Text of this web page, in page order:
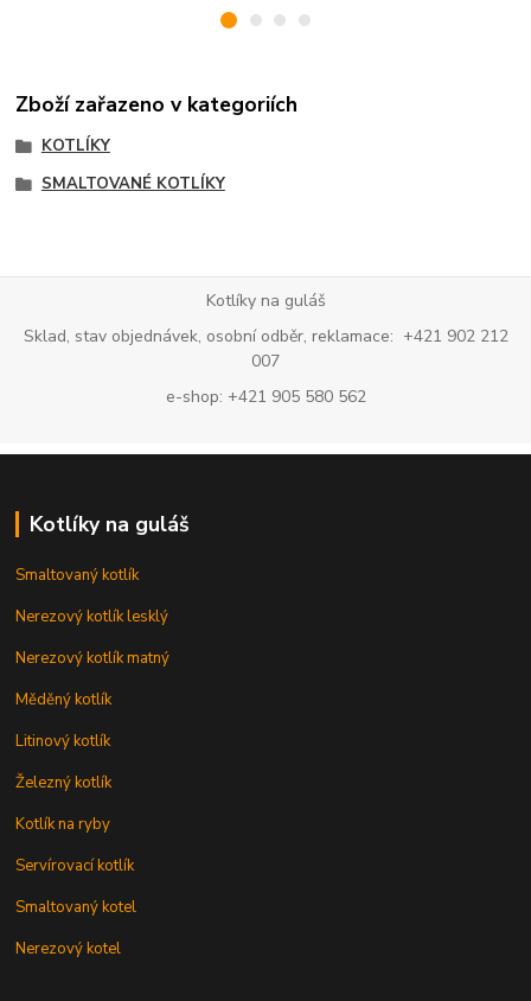
Zboží zařazeno v kategoriích
KOTLÍKY
SMALTOVANÉ KOTLÍKY
Kotlíky na guláš
Sklad, stav objednávek, osobní odběr, reklamace: +421 902 212
007
e-shop: +421 905 580 562
Kotlíky na guláš
Smaltovaný kotlík
Nerezový kotlík lesklý
Nerezový kotlík matný
Měděný kotlík
Litinový kotlík
Železný kotlík
Kotlík na ryby
Servírovací kotlík
Smaltovaný kotel
Nerezový kotel